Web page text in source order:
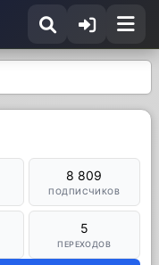
8 809
ПОДПИСЧИКОВ
5
ПЕРЕХОДОВ